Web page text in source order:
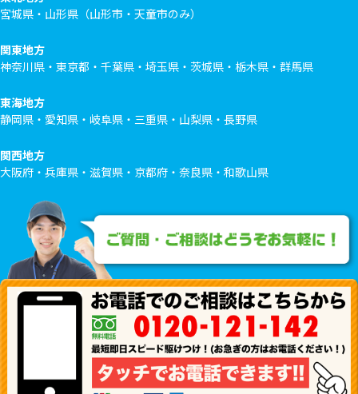
宮城県・山形県（山形市・天童市のみ）
関東地方
神奈川県・東京都・千葉県・埼玉県・茨城県・栃木県・群馬県
東海地方
静岡県・愛知県・岐阜県・三重県・山梨県・長野県
関西地方
大阪府・兵庫県・滋賀県・京都府・奈良県・和歌山県